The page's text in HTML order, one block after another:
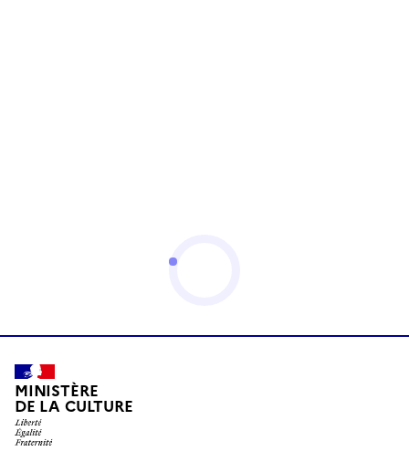
MINISTÈRE
DE LA CULTURE